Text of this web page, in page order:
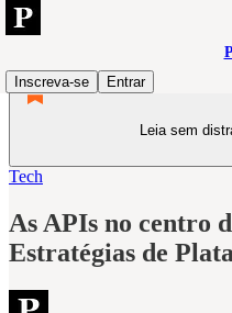
Inscreva-se
Entrar
Leia sem
Tech
As APIs no centro
Estratégias de